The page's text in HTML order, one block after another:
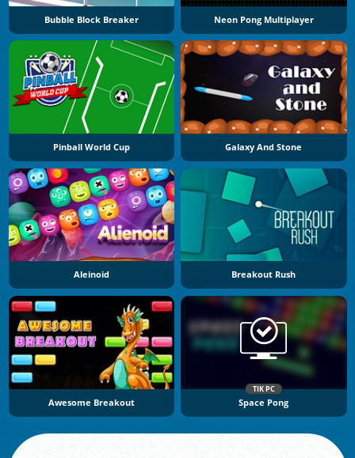
Bubble Block Breaker Neon Pong Multiplayer
Pinball World Cup Galaxy And Stone
Aleinoid Breakout Rush
Awesome Breakout
TIK PC
Space Pong